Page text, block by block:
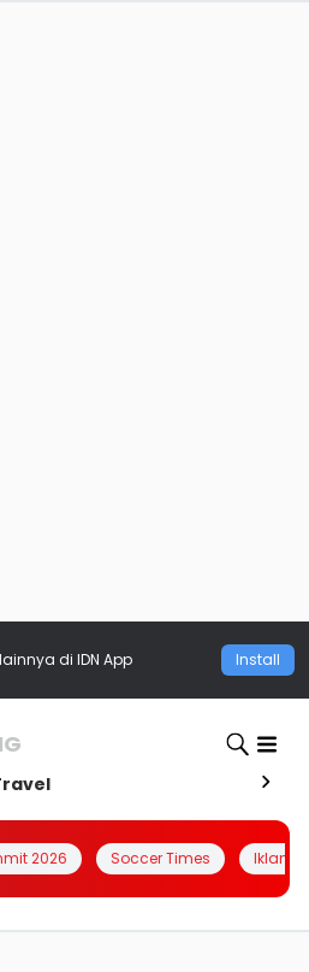
lainnya di IDN App Install
2026 Soccer Times Iklanin